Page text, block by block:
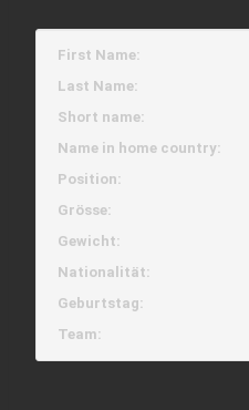
First Name:
Last Name:
Short name:
Name in home country:
Position:
Grösse:
Gewicht:
Nationalität:
Geburtstag:
Team: